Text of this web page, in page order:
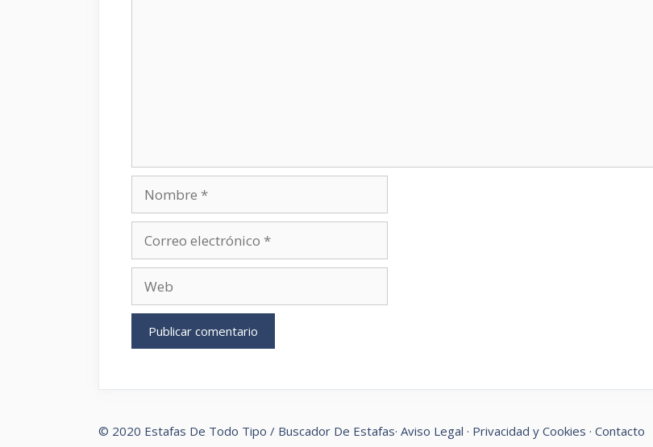
electrónico
© 2020 Estafas De Todo Tipo / Buscador De Estafas· Aviso Legal · Privacidad y Cookies · Contacto